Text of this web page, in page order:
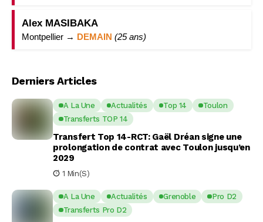
Alex MASIBAKA
Montpellier → DEMAIN (25 ans)
Derniers Articles
A La Une Actualités Top 14
Toulon
Transferts TOP 14
Transfert Top 14-RCT: Gaël Dréan signe une
prolongation de contrat avec Toulon jusqu’en
2029
1 Min(s)
A La Une Actualités Grenoble
Pro D2
Transferts Pro D2